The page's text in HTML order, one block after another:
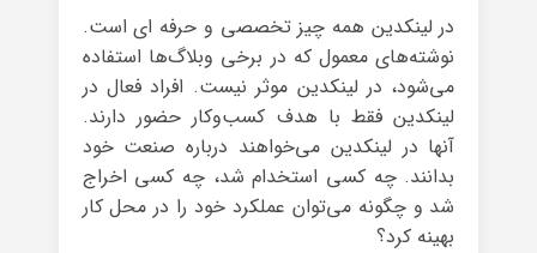
در لینکدین همه چیز تخصصی و حرفه ای است.
نوشته‌های معمول که در برخی وبلاگ‌ها استفاده
می‌شود، در لینکدین موثر نیست. افراد فعال در
لینکدین فقط با هدف کسب‌وکار حضور دارند.
آنها در لینکدین می‌خواهند درباره صنعت خود
بدانند. چه کسی استخدام شد، چه کسی اخراج
شد و چگونه می‌توان عملکرد خود را در محل کار
بهینه کرد؟